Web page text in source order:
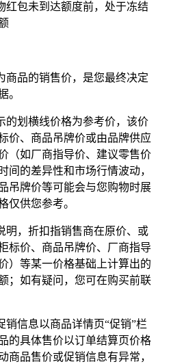
红包未到达额度前，处于冻结
商品的销售价，是您最终决定
。
的划横线价格为参考价，该价
价、商品吊牌价或由品牌供应
（如厂商指导价、建议零售价
间的差异性和市场行情波动，
吊牌价等可能会与您购物时展
仅供您参考。
明，折扣指销售商在原价、或
标价、商品吊牌价、厂商指导
）等某一价格基础上计算出的
；如有疑问，您可在购买前联
销信息以商品详情页“促销”栏
的具体售价以订单结算页价格
商品售价或促销信息有异常，